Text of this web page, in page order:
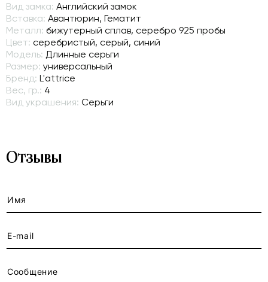
Вид замка: Английский замок
Вставка: Авантюрин, Гематит
Металл: бижутерный сплав, серебро 925 пробы
Цвет: серебристый, серый, синий
Модель: Длинные серьги
Размер: универсальный
Бренд: L'attrice
Вес, гр.: 4
Вид украшения: Серьги
Отзывы